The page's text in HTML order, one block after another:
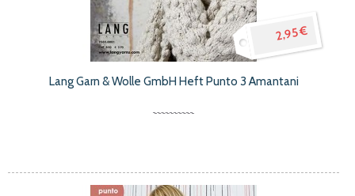
2,95 €
Lang Garn & Wolle GmbH Heft Punto 3 Amantani